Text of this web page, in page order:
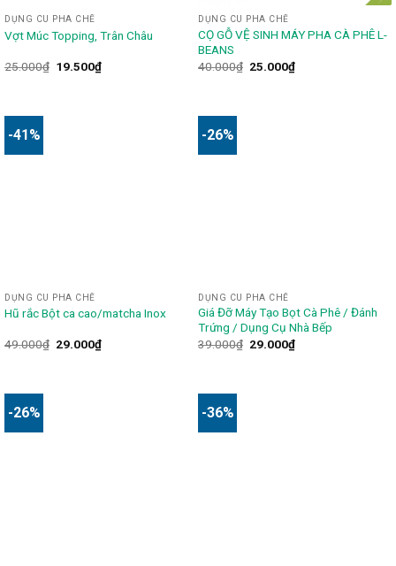
DỤNG CU PHA CHẾ
Vợt Múc Topping, Trân Châu
25.000₫ 19.500₫
DỤNG CU PHA CHẾ
CỌ GỖ VỆ SINH MÁY PHA CÀ PHÊ L-
BEANS
40.000₫ 25.000₫
-41%
DỤNG CU PHA CHẾ
Hũ rắc Bột ca cao/matcha Inox
49.000₫ 29.000₫
-26%
DỤNG CU PHA CHẾ
Giá Đỡ Máy Tạo Bọt Cà Phê / Đánh
Trứng / Dụng Cụ Nhà Bếp
39.000₫ 29.000₫
-26% -36%